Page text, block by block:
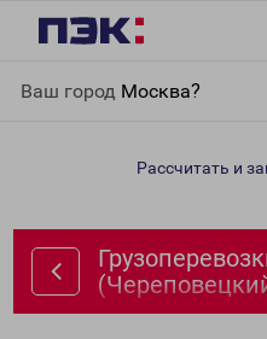
Ваш город Москва?
(Череповецкий р-н)
Рассчитать и